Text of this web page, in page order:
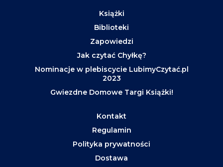
Książki
Biblioteki
Zapowiedzi
Jak czytać Chyłkę?
Nominacje w plebiscycie LubimyCzytać.pl
2023
Gwiezdne Domowe Targi Książki!
Kontakt
Regulamin
Polityka prywatności
Dostawa